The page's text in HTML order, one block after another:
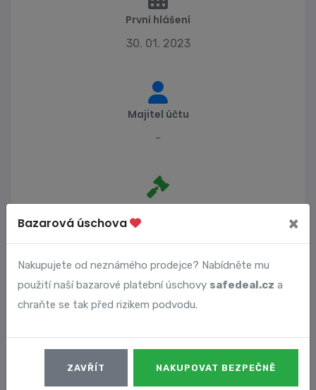
První hlášení
30. 01. 2023
Majitel účtu
-
Vyhledané podvody
Číslo podvodu Datum
3124 30. 01. 2023
Bazarová úschova ×
Nakupujete od neznámého prodejce? Nabídněte mu
použití naší bazarové platební úschovy safedeal.cz a
chraňte se tak před rizikem podvodu.
ZAVŘÍT NAKUPOVAT BEZPEČNĚ